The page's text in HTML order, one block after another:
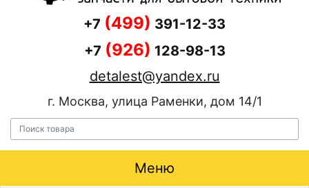
+7 (499) 391-12-33
+7 (926) 128-98-13
detalest@yandex.ru
г. Москва, улица Раменки, дом 14/1
Меню